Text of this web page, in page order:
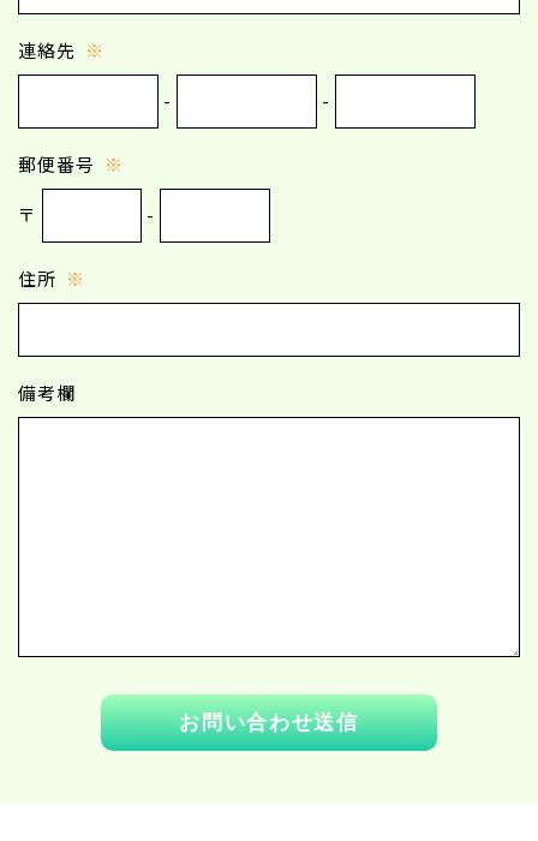
連絡先 ※
- -
郵便番号 ※
〒 -
住所 ※
備考欄